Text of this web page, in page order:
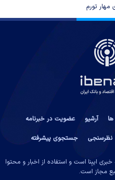
مهار تورم
آرشیو
عضویت در خبرنامه
نظرسنجی جستجوی پیشرفته
ایبِنا است و استفاده از اخبار و محتوا
مجاز است.